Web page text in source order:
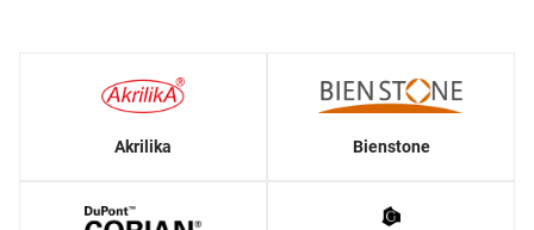
Akrilika Bienstone